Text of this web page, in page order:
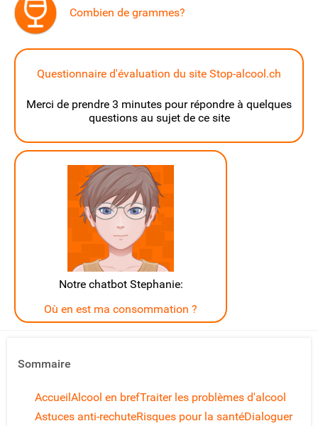
Combien de grammes?
Questionnaire d'évaluation du site Stop-alcool.ch
Merci de prendre 3 minutes pour répondre à quelques
questions au sujet de ce site
Notre chatbot Stephanie:
Où en est ma consommation ?
Sommaire
AccueilAlcool en brefTraiter les problèmes d'alcool
Astuces anti-rechuteRisques pour la santéDialoguer